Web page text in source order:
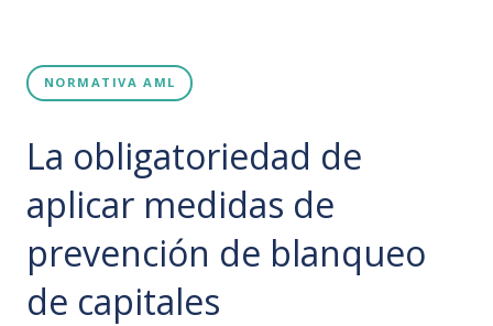
NORMATIVA AML
La obligatoriedad de
aplicar medidas de
prevención de blanqueo
de capitales